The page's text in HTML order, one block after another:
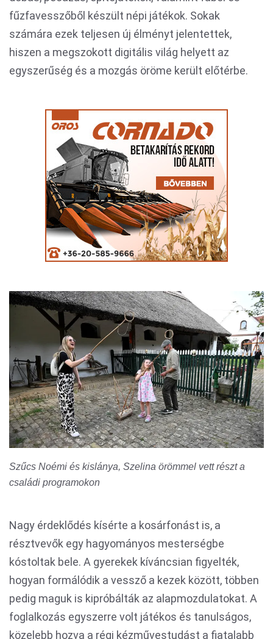
fűzfavesszőből készült népi játékok. Sokak
számára ezek teljesen új élményt jelentettek,
hiszen a megszokott digitális világ helyett az
egyszerűség és a mozgás öröme került előtérbe.
Szűcs Noémi és kislánya, Szelina örömmel vett részt a
családi programokon
Nagy érdeklődés kísérte a kosárfonást is, a
résztvevők egy hagyományos mesterségbe
kóstoltak bele. A gyerekek kíváncsian figyelték,
hogyan formálódik a vessző a kezek között, többen
pedig maguk is kipróbálták az alapmozdulatokat. A
foglalkozás egyszerre volt játékos és tanulságos,
közelebb hozva a régi kézművestudást a fiatalabb